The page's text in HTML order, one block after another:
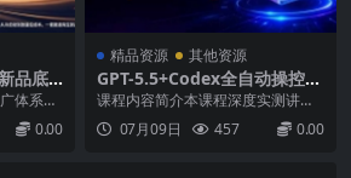
品底
搜索
全套
体系实
展
机制，
0.00
精品资源 其他资源
GPT-5.5+Codex全自动操控电
脑和浏览器，彻底取代OpenC
law+Hermes完成复杂任务
课程内容简介本课程深度实测讲解
GPT-5.5搭配Codex全自动操控电脑
与浏览器的全套实操玩法，对比竞
07月09日 457 0.00